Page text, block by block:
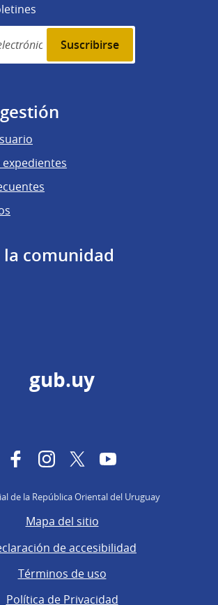
la comunidad
gub.uy
FacebookInstagram
TwitterYouTube
de la República Oriental del Uruguay
Mapa del sitio
de accesibilidad
Términos de uso
Política de Privacidad